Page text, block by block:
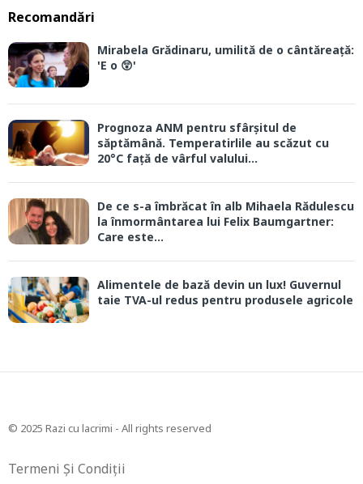
Recomandări
Mirabela Grădinaru, umilită de o cântăreață:
'E o 😲'
Prognoza ANM pentru sfârșitul de
săptămână. Temperatirlile au scăzut cu
20°C față de vârful valului...
De ce s-a îmbrăcat în alb Mihaela Rădulescu
la înmormântarea lui Felix Baumgartner:
Care este...
Alimentele de bază devin un lux! Guvernul
taie TVA-ul redus pentru produsele agricole
© 2025 Razi cu lacrimi - All rights reserved
Termeni Și Condiții